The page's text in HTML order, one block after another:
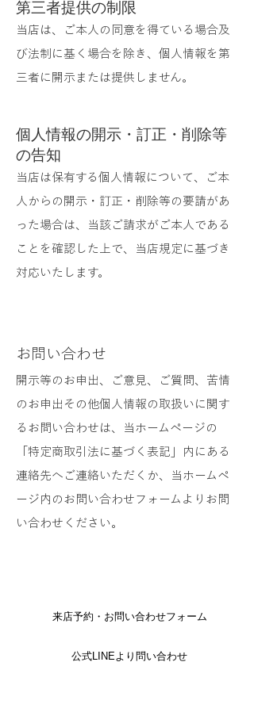
第三者提供の制限
当店は、ご本人の同意を得ている場合及
び法制に基く場合を除き、個人情報を第
三者に開示または提供しません。
個人情報の開示・訂正・削除等
の告知
当店は保有する個人情報について、ご本
人からの開示・訂正・削除等の要請があ
った場合は、当該ご請求がご本人である
ことを確認した上で、当店規定に基づき
対応いたします。
お問い合わせ
開示等のお申出、ご意見、ご質問、苦情
のお申出その他個人情報の取扱いに関す
るお問い合わせは、当ホームページの
「特定商取引法に基づく表記」内にある
連絡先へご連絡いただくか、当ホームペ
ージ内のお問い合わせフォームよりお問
い合わせください。
来店予約・お問い合わせフォーム
公式LINEより問い合わせ